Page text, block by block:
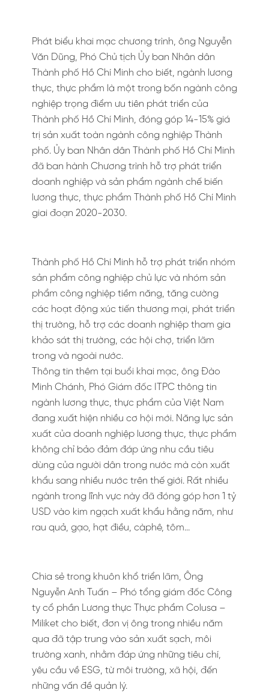
Phát biểu khai mạc chương trình, ông Nguyễn
Văn Dũng, Phó Chủ tịch Ủy ban Nhân dân
Thành phố Hồ Chí Minh cho biết, ngành lương
thực, thực phẩm là một trong bốn ngành công
nghiệp trọng điểm ưu tiên phát triển của
Thành phố Hồ Chí Minh, đóng góp 14-15% giá
trị sản xuất toàn ngành công nghiệp Thành
phố. Ủy ban Nhân dân Thành phố Hồ Chí Minh
đã ban hành Chương trình hỗ trợ phát triển
doanh nghiệp và sản phẩm ngành chế biến
lương thực, thực phẩm Thành phố Hồ Chí Minh
giai đoạn 2020-2030.
Thành phố Hồ Chí Minh hỗ trợ phát triển nhóm
sản phẩm công nghiệp chủ lực và nhóm sản
phẩm công nghiệp tiềm năng, tăng cường
các hoạt động xúc tiến thương mại, phát triển
thị trường, hỗ trợ các doanh nghiệp tham gia
khảo sát thị trường, các hội chợ, triển lãm
trong và ngoài nước.
Thông tin thêm tại buổi khai mạc, ông Đào
Minh Chánh, Phó Giám đốc ITPC thông tin
ngành lương thực, thực phẩm của Việt Nam
đang xuất hiện nhiều cơ hội mới. Năng lực sản
xuất của doanh nghiệp lương thực, thực phẩm
không chỉ bảo đảm đáp ứng nhu cầu tiêu
dùng của người dân trong nước mà còn xuất
khẩu sang nhiều nước trên thế giới. Rất nhiều
ngành trong lĩnh vực này đã đóng góp hơn 1 tỷ
USD vào kim ngạch xuất khẩu hằng năm, như
rau quả, gạo, hạt điều, càphê, tôm…
Chia sẻ trong khuôn khổ triển lãm, Ông
Nguyễn Anh Tuấn – Phó tổng giám đốc Công
ty cổ phần Lương thực Thực phẩm Colusa –
Miliket cho biết, đơn vị ông trong nhiều năm
qua đã tập trung vào sản xuất sạch, môi
trường xanh, nhằm đáp ứng những tiêu chí,
yêu cầu về ESG, từ môi trường, xã hội, đến
những vấn đề quản lý.